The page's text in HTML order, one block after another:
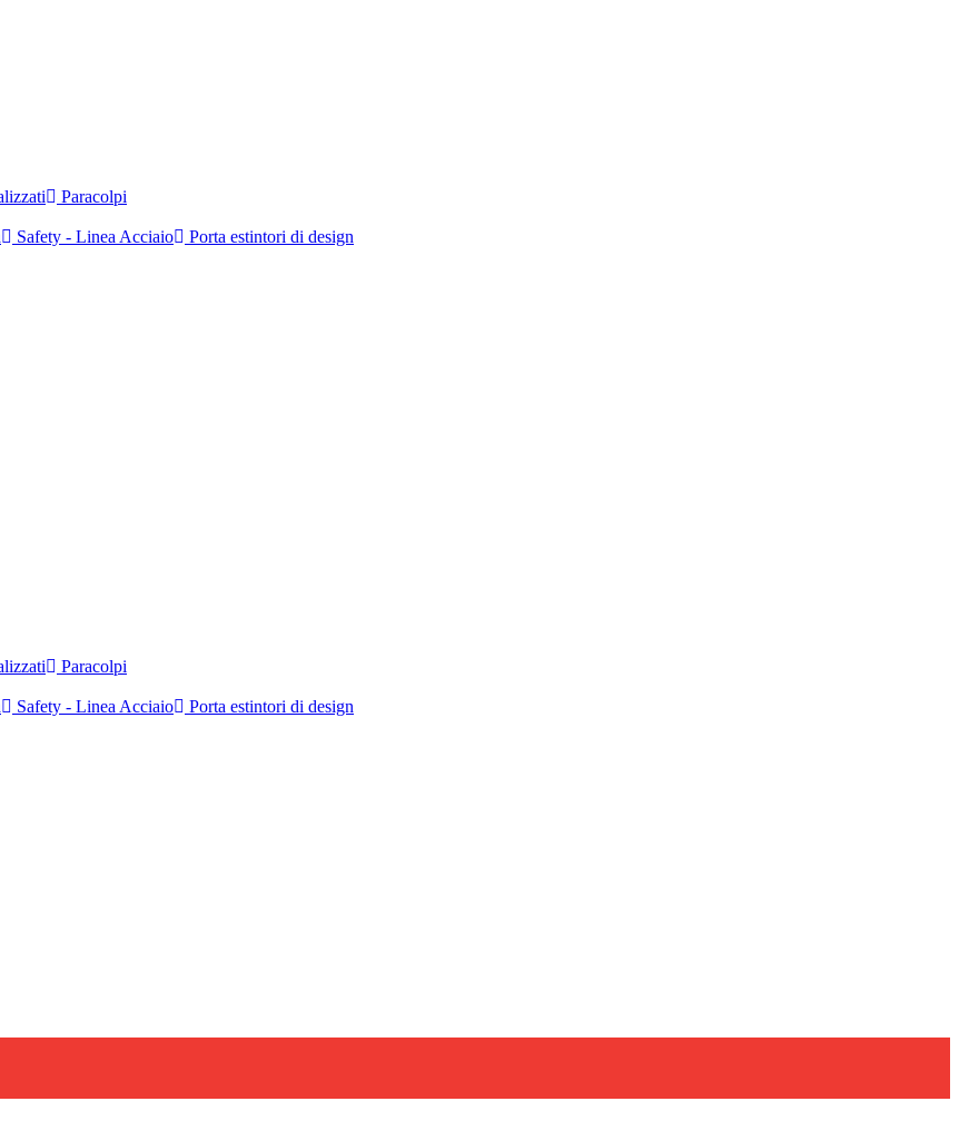
Paracolpi
Safety - Linea Acciaio
Porta estintori di design
Paracolpi
Safety - Linea Acciaio
Porta estintori di design